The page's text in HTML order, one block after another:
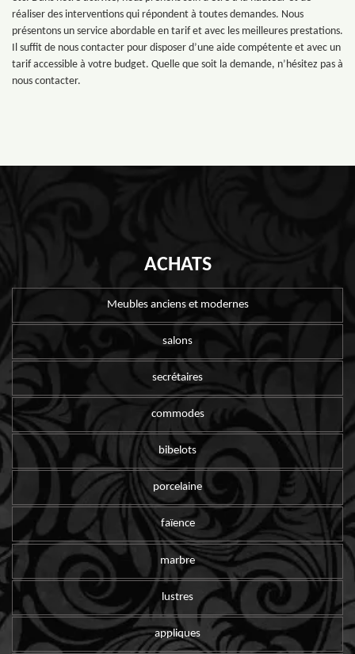
réaliser des interventions qui répondent à toutes demandes. Nous
présentons un service abordable en tarif et avec les meilleures prestations.
Il suffit de nous contacter pour disposer d’une aide compétente et avec un
tarif accessible à votre budget. Quelle que soit la demande, n’hésitez pas à
nous contacter.
ACHATS
Meubles anciens et modernes
salons
secrétaires
commodes
bibelots
porcelaine
faïence
marbre
lustres
appliques